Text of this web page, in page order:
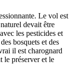
Le vol est
devait être
les pesticides et
bosquets et des
il est charognard
le préserver et le